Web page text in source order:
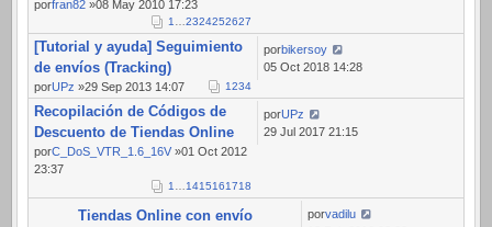
porfran82 »08 May 2010 17:23
1…2324252627
[Tutorial y ayuda] Seguimiento
de envíos (Tracking)
porUPz »29 Sep 2013 14:07 1234
porbikersoy
05 Oct 2018 14:28
Recopilación de Códigos de
Descuento de Tiendas Online
porC_DoS_VTR_1.6_16V »01 Oct 2012
23:37
1…1415161718
porUPz
29 Jul 2017 21:15
Tiendas Online con envío
porvadilu